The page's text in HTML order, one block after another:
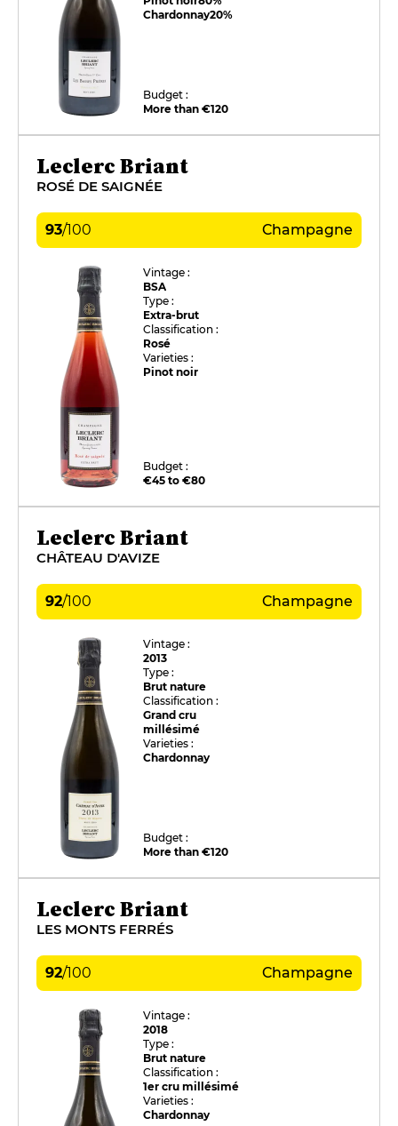
Chardonnay20%
Budget :
More than €120
Leclerc Briant
ROSÉ DE SAIGNÉE
93/100 Champagne
Vintage :
BSA
Type :
Extra-brut
Classification :
Rosé
Varieties :
Pinot noir
Budget :
€45 to €80
Leclerc Briant
CHÂTEAU D'AVIZE
92/100 Champagne
Vintage :
2013
Type :
Brut nature
Classification :
Grand cru
millésimé
Varieties :
Chardonnay
Budget :
More than €120
Leclerc Briant
LES MONTS FERRÉS
92/100 Champagne
Vintage :
2018
Type :
Brut nature
Classification :
1er cru millésimé
Varieties :
Chardonnay